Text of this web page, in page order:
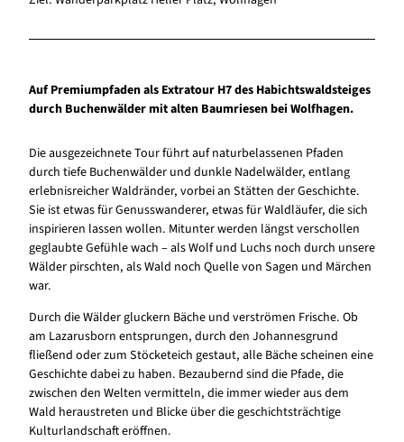
Auf Premiumpfaden als Extratour H7 des Habichtswaldsteiges
durch Buchenwälder mit alten Baumriesen bei Wolfhagen.
Die ausgezeichnete Tour führt auf naturbelassenen Pfaden
durch tiefe Buchenwälder und dunkle Nadelwälder, entlang
erlebnisreicher Waldränder, vorbei an Stätten der Geschichte.
Sie ist etwas für Genusswanderer, etwas für Waldläufer, die sich
inspirieren lassen wollen. Mitunter werden längst verschollen
geglaubte Gefühle wach – als Wolf und Luchs noch durch unsere
Wälder pirschten, als Wald noch Quelle von Sagen und Märchen
war.
Durch die Wälder gluckern Bäche und verströmen Frische. Ob
am Lazarusborn entsprungen, durch den Johannesgrund
fließend oder zum Stöcketeich gestaut, alle Bäche scheinen eine
Geschichte dabei zu haben. Bezaubernd sind die Pfade, die
zwischen den Welten vermitteln, die immer wieder aus dem
Wald heraustreten und Blicke über die geschichtsträchtige
Kulturlandschaft eröffnen.